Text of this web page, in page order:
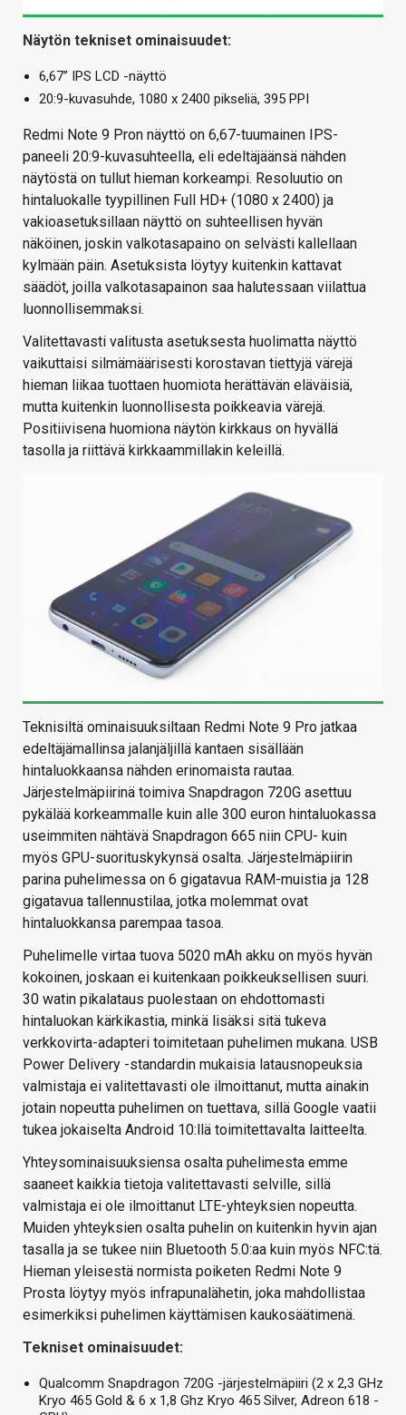
Näytön tekniset ominaisuudet:
6,67” IPS LCD -näyttö
20:9-kuvasuhde, 1080 x 2400 pikseliä, 395 PPI
Redmi Note 9 Pron näyttö on 6,67-tuumainen IPS-
paneeli 20:9-kuvasuhteella, eli edeltäjäänsä nähden
näytöstä on tullut hieman korkeampi. Resoluutio on
hintaluokalle tyypillinen Full HD+ (1080 x 2400) ja
vakioasetuksillaan näyttö on suhteellisen hyvän
näköinen, joskin valkotasapaino on selvästi kallellaan
kylmään päin. Asetuksista löytyy kuitenkin kattavat
säädöt, joilla valkotasapainon saa halutessaan viilattua
luonnollisemmaksi.
Valitettavasti valitusta asetuksesta huolimatta näyttö
vaikuttaisi silmämäärisesti korostavan tiettyjä värejä
hieman liikaa tuottaen huomiota herättävän eläväisiä,
mutta kuitenkin luonnollisesta poikkeavia värejä.
Positiivisena huomiona näytön kirkkaus on hyvällä
tasolla ja riittävä kirkkaammillakin keleillä.
Teknisiltä ominaisuuksiltaan Redmi Note 9 Pro jatkaa
edeltäjämallinsa jalanjäljillä kantaen sisällään
hintaluokkaansa nähden erinomaista rautaa.
Järjestelmäpiirinä toimiva Snapdragon 720G asettuu
pykälää korkeammalle kuin alle 300 euron hintaluokassa
useimmiten nähtävä Snapdragon 665 niin CPU- kuin
myös GPU-suorituskykynsä osalta. Järjestelmäpiirin
parina puhelimessa on 6 gigatavua RAM-muistia ja 128
gigatavua tallennustilaa, jotka molemmat ovat
hintaluokkansa parempaa tasoa.
Puhelimelle virtaa tuova 5020 mAh akku on myös hyvän
kokoinen, joskaan ei kuitenkaan poikkeuksellisen suuri.
30 watin pikalataus puolestaan on ehdottomasti
hintaluokan kärkikastia, minkä lisäksi sitä tukeva
verkkovirta-adapteri toimitetaan puhelimen mukana. USB
Power Delivery -standardin mukaisia latausnopeuksia
valmistaja ei valitettavasti ole ilmoittanut, mutta ainakin
jotain nopeutta puhelimen on tuettava, sillä Google vaatii
tukea jokaiselta Android 10:llä toimitettavalta laitteelta.
Yhteysominaisuuksiensa osalta puhelimesta emme
saaneet kaikkia tietoja valitettavasti selville, sillä
valmistaja ei ole ilmoittanut LTE-yhteyksien nopeutta.
Muiden yhteyksien osalta puhelin on kuitenkin hyvin ajan
tasalla ja se tukee niin Bluetooth 5.0:aa kuin myös NFC:tä.
Hieman yleisestä normista poiketen Redmi Note 9
Prosta löytyy myös infrapunalähetin, joka mahdollistaa
esimerkiksi puhelimen käyttämisen kaukosäätimenä.
Tekniset ominaisuudet:
Qualcomm Snapdragon 720G -järjestelmäpiiri (2 x 2,3 GHz
Kryo 465 Gold & 6 x 1,8 Ghz Kryo 465 Silver, Adreon 618 -